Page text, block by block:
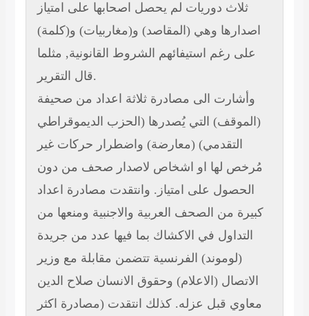
ثلاث دوريات لم يحصل اصحابها على امتياز
اصدارها وهي (المقاصد) و(مغاربيات) و(كلمة)
على رغم استيفائهم الشروط القانونية, مثلما
قال التقرير.
وأشارت الى مصادرة ثلاثة اعداد من صحيفة
(الموقف) التي يُصدرها (الحزب الديموقراطي
التقدمي) (معارضة) واضطرار حركات غير
مُرخص لها او اشخاص لاصدار صحف من دون
الحصول على امتياز. وانتقدت مصادرة اعداد
كبيرة من الصحف العربية والاجنبية ومنعها من
التداول في الاكشاك بما فيها عدد من جريدة
(لوموند) الفرنسية تتضمن مقابلة مع وزير
الاتصال (الاعلام) وحقوق الانسان صلاح الدين
معاوي قبل عزله. كذلك انتقدت (مصادرة اكثر